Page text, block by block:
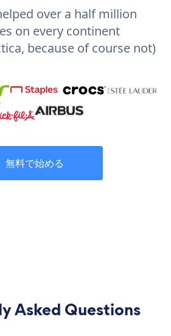
over a half million
on every continent
because of course not)
無料で始める
Asked Questions